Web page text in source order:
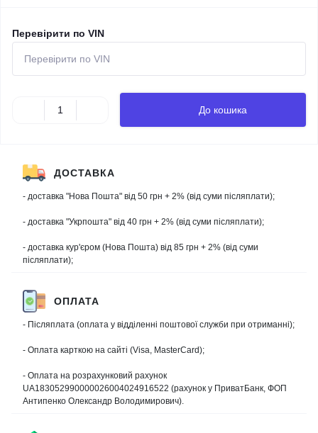
Перевірити по VIN
До кошика
ДОСТАВКА
- доставка "Нова Пошта" від 50 грн + 2% (від суми післяплати);
- доставка "Укрпошта" від 40 грн + 2% (від суми післяплати);
- доставка кур'єром (Нова Пошта) від 85 грн + 2% (від суми
післяплати);
ОПЛАТА
- Післяплата (оплата у відділенні поштової служби при отриманні);
- Оплата карткою на сайті (Visa, MasterCard);
- Оплата на розрахунковий рахунок
UA183052990000026004024916522 (рахунок у ПриватБанк, ФОП
Антипенко Олександр Володимирович).